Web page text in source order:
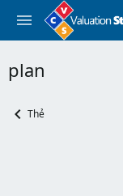
plan
Thẻ